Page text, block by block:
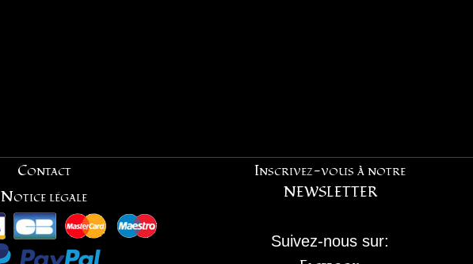
Contact
Notice légale
Inscrivez-vous à notre
NEWSLETTER
Suivez-nous sur: